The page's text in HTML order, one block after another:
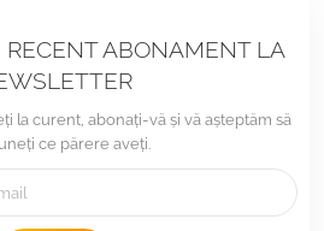
RECENT ABONAMENT LA
la curent, abonați-vă și vă așteptăm să
ce părere aveți.